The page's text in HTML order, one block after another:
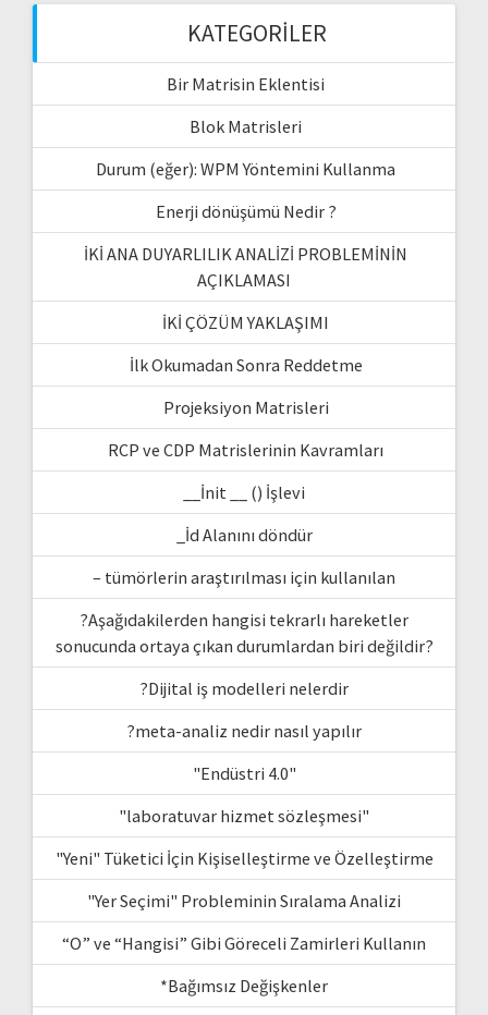
KATEGORILER
Bir Matrisin Eklentisi
Blok Matrisleri
Durum (eğer): WPM Yöntemini Kullanma
Enerji dönüşümü Nedir ?
İKİ ANA DUYARLILIK ANALİZİ PROBLEMİNİN
AÇIKLAMASI
İKİ ÇÖZÜM YAKLAŞIMI
İlk Okumadan Sonra Reddetme
Projeksiyon Matrisleri
RCP ve CDP Matrislerinin Kavramları
__İnit __ () İşlevi
_İd Alanını döndür
– tümörlerin araştırılması için kullanılan
?Aşağıdakilerden hangisi tekrarlı hareketler
sonucunda ortaya çıkan durumlardan biri değildir?
?Dijital iş modelleri nelerdir
?meta-analiz nedir nasıl yapılır
"Endüstri 4.0"
"laboratuvar hizmet sözleşmesi"
"Yeni" Tüketici İçin Kişiselleştirme ve Özelleştirme
"Yer Seçimi" Probleminin Sıralama Analizi
“O” ve “Hangisi” Gibi Göreceli Zamirleri Kullanın
*Bağımsız Değişkenler